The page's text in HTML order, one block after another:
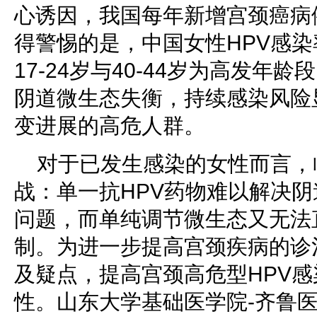
心诱因，我国每年新增宫颈癌
得警惕的是，中国女性HPV感染
17-24岁与40-44岁为高发年龄
阴道微生态失衡，持续感染风
变进展的高危人群。
对于已发生感染的女性而言
战：单一抗HPV药物难以解决
问题，而单纯调节微生态又无
制。为进一步提高宫颈疾病的
及疑点，提高宫颈高危型HPV
性。山东大学基础医学院-齐鲁